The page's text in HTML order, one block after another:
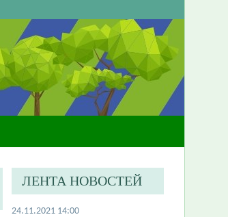
ЛЕНТА НОВОСТЕЙ
24.11.2021 14:00